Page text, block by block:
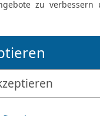
ein Ende haben,
26 Alsdann wird
schwingen wie
wird seinen Stab,
Ägypten.
Zu der Zeit